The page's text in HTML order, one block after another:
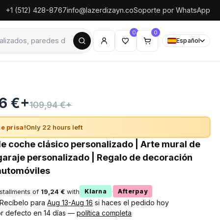
+1 (512) 428-8767info@lazerdizayn.coSoporte por WhatsApp
0 0
Español
€+109,94 €+
prisa!Only 22 hours left
coche clásico personalizado | Arte mural de
personalizado | Regalo de decoración
of 19,24 € with Klarna · Afterpay
paraAug 13-Aug 16 si haces el pedido hoy
defecto en 14 días —política completa